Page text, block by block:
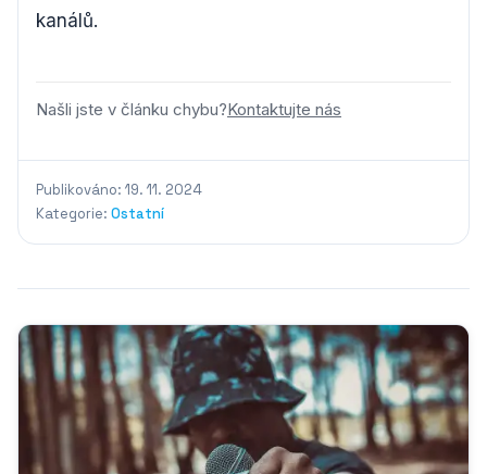
kanálů.
Našli jste v článku chybu?Kontaktujte nás
Publikováno: 19. 11. 2024
Kategorie: Ostatní